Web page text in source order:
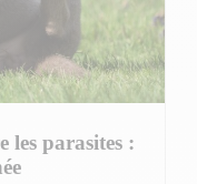
les parasites :